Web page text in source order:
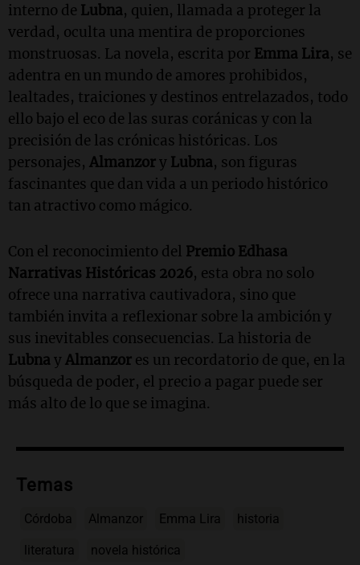
interno de Lubna, quien, llamada a proteger la
verdad, oculta una mentira de proporciones
monstruosas. La novela, escrita por Emma Lira, se
adentra en un mundo de amores prohibidos,
lealtades, traiciones y destinos entrelazados, todo
ello bajo el eco de las suras coránicas y con la
precisión de las crónicas históricas. Los
personajes, Almanzory Lubna, son figuras
fascinantes que dan vida a un periodo histórico
tan atractivo como mágico.
Con el reconocimiento del Premio Edhasa
Narrativas Históricas 2026, esta obra no solo
ofrece una narrativa cautivadora, sino que
también invita a reflexionar sobre la ambición y
sus inevitables consecuencias. La historia de
Lubna yAlmanzor es un recordatorio de que, en la
búsqueda de poder, el precio a pagar puede ser
más alto de lo que se imagina.
Temas
Córdoba Almanzor Emma Lira historia
literatura novela histórica